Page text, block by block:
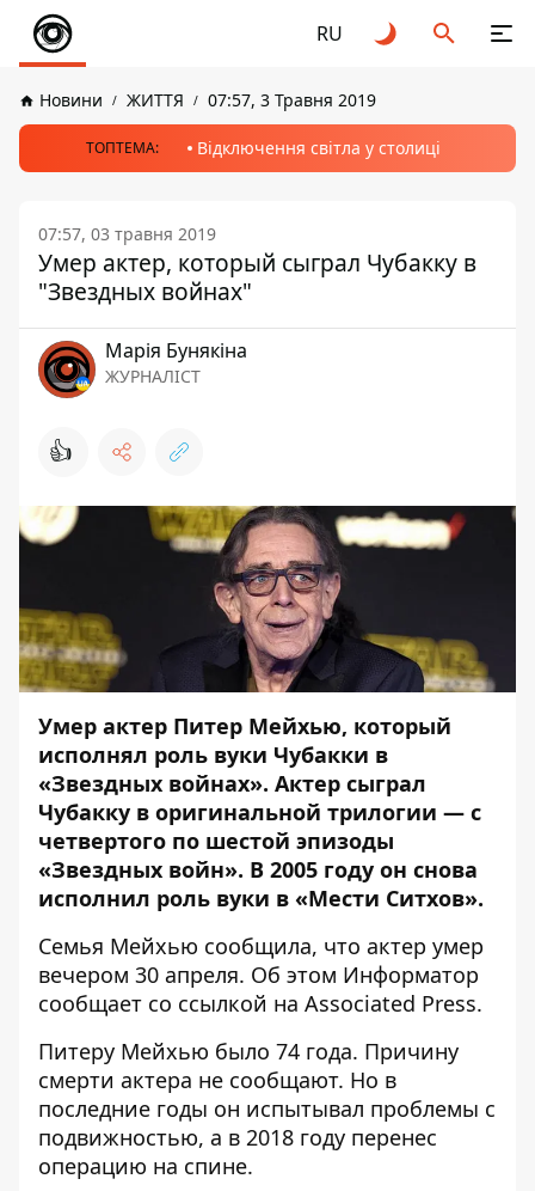
RU
Новини ЖИТТЯ 07:57, 3 Травня 2019
ТОПТЕМА: Відключення світла у столиці
07:57, 03 травня 2019
Умер актер, который сыграл Чубакку в
"Звездных войнах"
Марія Бунякіна
ЖУРНАЛІСТ
👍
Умер актер Питер Мейхью, который
исполнял роль вуки Чубакки в
«Звездных войнах». Актер сыграл
Чубакку в оригинальной трилогии — с
четвертого по шестой эпизоды
«Звездных войн». В 2005 году он снова
исполнил роль вуки в «Мести Ситхов».
Семья Мейхью сообщила, что актер умер
вечером 30 апреля. Об этом Информатор
сообщает со ссылкой на Associated Press.
Питеру Мейхью было 74 года. Причину
смерти актера не сообщают. Но в
последние годы он испытывал проблемы с
подвижностью, а в 2018 году перенес
операцию на спине.